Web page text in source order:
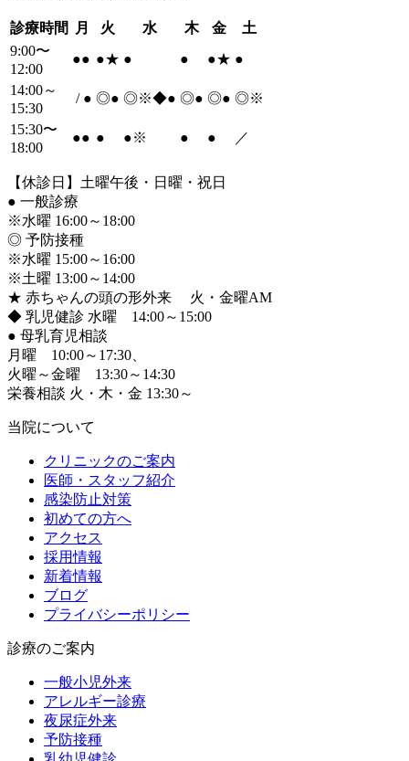
診療時間 月 火 水 木 金
土
9:00〜
12:00
●● ●★ ● ● ●★ ●
14:00～
15:30
/ ● ◎● ◎※◆● ◎● ◎● ◎※
15:30〜
18:00
●● ● ●※ ● ● ／
【休診日】土曜午後・日曜・祝日
● 一般診療
※水曜 16:00～18:00
◎ 予防接種
※水曜 15:00～16:00
※土曜 13:00～14:00
★ 赤ちゃんの頭の形外来 火・金曜AM
◆ 乳児健診 水曜 14:00～15:00
● 母乳育児相談
月曜 10:00～17:30、
火曜～金曜 13:30～14:30
栄養相談 火・木・金 13:30～
当院について
クリニックのご案内
医師・スタッフ紹介
感染防止対策
初めての方へ
アクセス
採用情報
新着情報
ブログ
プライバシーポリシー
診療のご案内
一般小児外来
アレルギー診療
夜尿症外来
予防接種